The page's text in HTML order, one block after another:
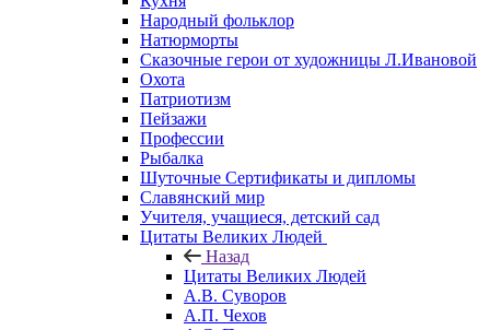
Народный фольклор
Натюрморты
Сказочные герои от художницы Л.Ивановой
Охота
Патриотизм
Пейзажи
Профессии
Рыбалка
Шуточные Сертификаты и дипломы
Славянский мир
Учителя, учащиеся, детский сад
Цитаты Великих Людей
Назад
Цитаты Великих Людей
А.В. Суворов
А.П. Чехов